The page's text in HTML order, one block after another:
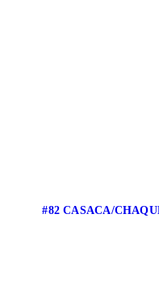
#82 CASACA/